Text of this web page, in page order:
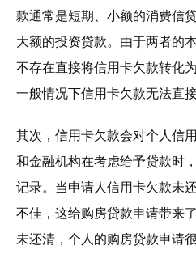
款通常是短期、小额的消费信
大额的投资贷款。由于两者的
不存在直接将信用卡欠款转化
一般情况下信用卡欠款无法直接
其次，信用卡欠款会对个人信
和金融机构在考虑给予贷款时
记录。当申请人信用卡欠款未
不佳，这给购房贷款申请带来
未还清，个人的购房贷款申请